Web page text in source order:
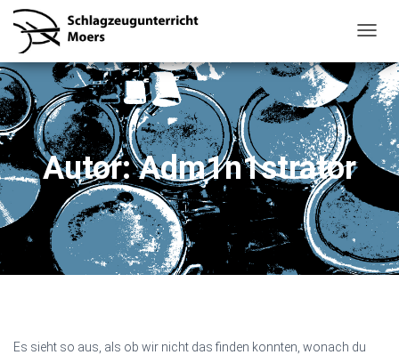
Autor:Adm1n1strator
Es sieht so aus, als ob wir nicht das finden konnten, wonach du